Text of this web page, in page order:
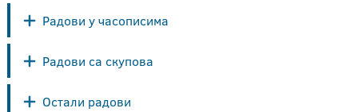
Радови у часописима
Радови са скупова
Остали радови